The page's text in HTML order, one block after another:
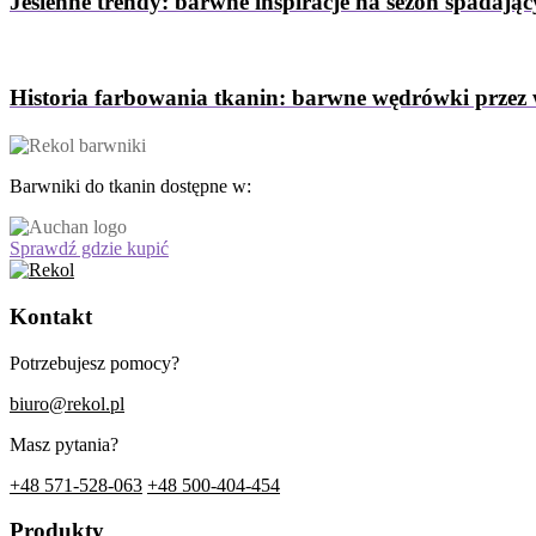
Historia farbowania tkanin: barwne wędrówki przez
Barwniki do tkanin dostępne w:
Sprawdź gdzie kupić
Kontakt
Potrzebujesz pomocy?
biuro@rekol.pl
Masz pytania?
+48 571-528-063 +48 500-404-454